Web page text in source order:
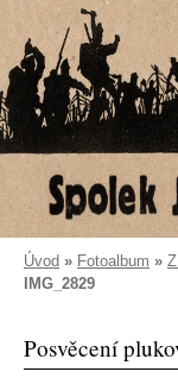
Úvod » Fotoalbum »
IMG_2829
Posvěcení